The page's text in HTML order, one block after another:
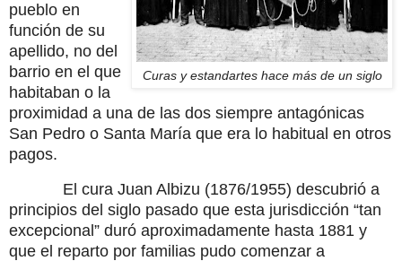
Curas y estandartes hace más de un siglo
pueblo en
función de su
apellido, no del
barrio en el que
habitaban o la
proximidad a una de las dos siempre antagónicas
San Pedro o Santa María que era lo habitual en otros
pagos.
El cura Juan Albizu (1876/1955) descubrió a
principios del siglo pasado que esta jurisdicción “tan
excepcional” duró aproximadamente hasta 1881 y
que el reparto por familias pudo comenzar a